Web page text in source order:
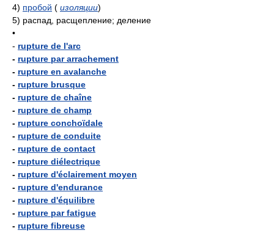
4) пробой ( изоляции)
5) распад, расщепление; деление
•
- rupture de l'arc
- rupture par arrachement
- rupture en avalanche
- rupture brusque
- rupture de chaîne
- rupture de champ
- rupture conchoïdale
- rupture de conduite
- rupture de contact
- rupture diélectrique
- rupture d'éclairement moyen
- rupture d'endurance
- rupture d'équilibre
- rupture par fatigue
- rupture fibreuse